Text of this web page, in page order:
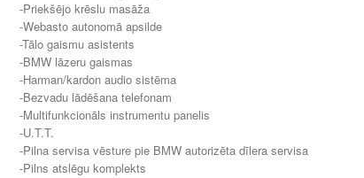
-Priekšējo krēslu masāža
-Webasto autonomā apsilde
-Tālo gaismu asistents
-BMW lāzeru gaismas
-Harman/kardon audio sistēma
-Bezvadu lādēšana telefonam
-Multifunkcionāls instrumentu panelis
-U.T.T.
-Pilna servisa vēsture pie BMW autorizēta dīlera servisa
-Pilns atslēgu komplekts